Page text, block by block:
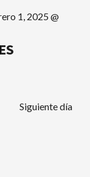
y
1, 2025 @
Siguiente día